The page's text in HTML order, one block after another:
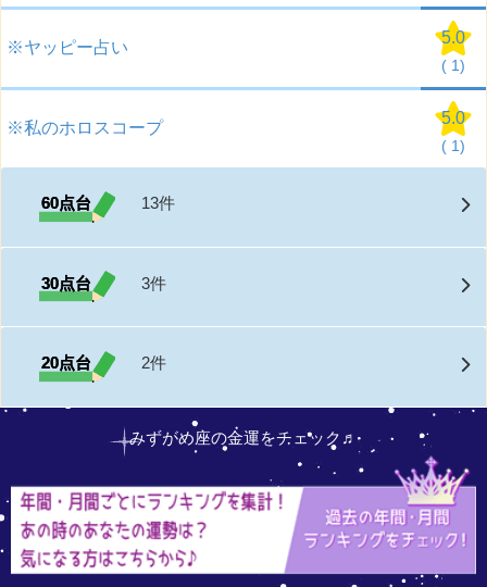
※ヤッピー占い
5.0
( 1)
※私のホロスコープ
5.0
( 1)
60点台 13件
30点台 3件
20点台 2件
みずがめ座の金運をチェック♬